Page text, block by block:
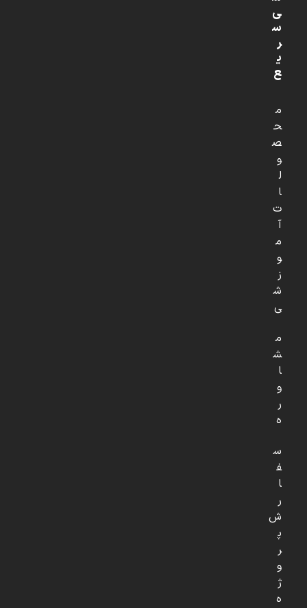
ی
س
ر
ی
ع
م
ح
ص
و
ل
ا
ت
آ
م
و
ز
ش
ی
م
ش
ا
و
ر
ه
س
ف
ا
ر
ش
پ
ر
و
ژ
ه